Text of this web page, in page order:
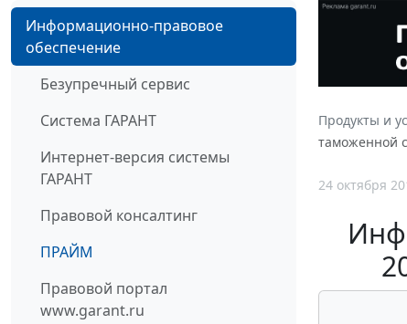
Информационно-правовое
обеспечение
Безупречный сервис
Система ГАРАНТ
Интернет-версия системы
ГАРАНТ
Правовой консалтинг
ПРАЙМ
Правовой портал
www.garant.ru
Продукты и
таможенной
24 октября